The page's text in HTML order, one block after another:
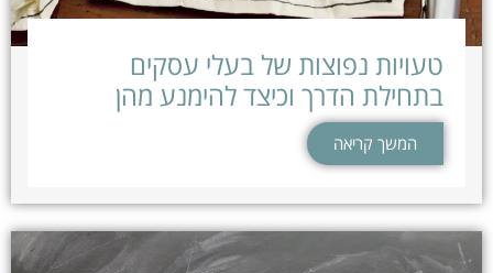
טעויות נפוצות של בעלי עסקים
בתחילת הדרך וכיצד להימנע מהן
המשך קריאה